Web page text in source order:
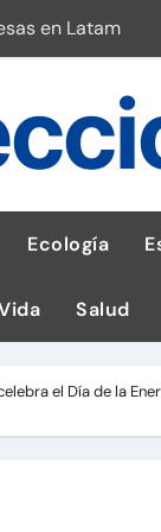
en Latam
de hígado
de GEI
de celular
¡Descarga la
Ecología
Salud
el Día de la